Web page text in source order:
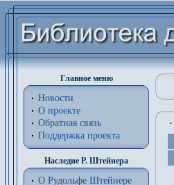
Главное меню
Новости
О проекте
Обратная связь
Поддержка проекта
Наследие Р. Штейнера
О Рудольфе Штейнере
·